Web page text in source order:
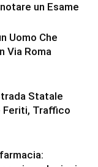
un Esame
Uomo Che
Via Roma
Statale
Feriti, Traffico